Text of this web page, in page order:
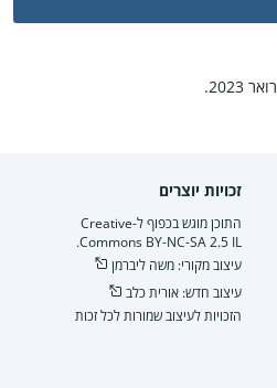
זכויות יוצרים
התוכן מוגש בכפוף ל-Creative
Commons BY-NC-SA 2.5 IL.
עיצוב מקורי: משה ליברמן
עיצוב חדש: אורית כלב
הזכויות לעיצוב שמורות לכל זכות